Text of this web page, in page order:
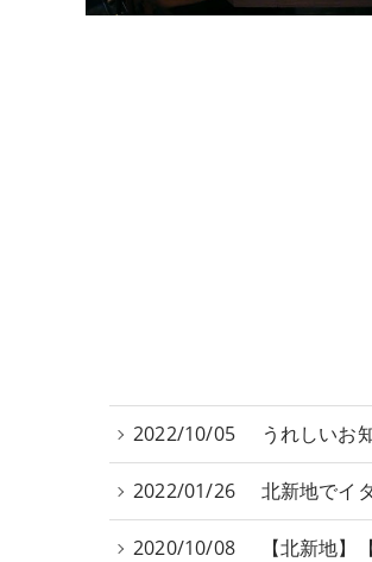
2022/10/05 うれしいお
2022/01/26 北新地でイ
2020/10/08 【北新地